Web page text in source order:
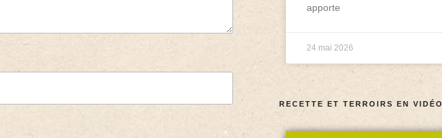
apporte
24 mai 2026
RECETTE ET TERROIRS EN VIDÉO